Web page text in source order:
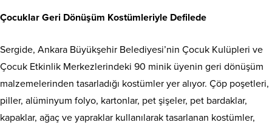
Çocuklar Geri Dönüşüm Kostümleriyle Defilede
Sergide, Ankara Büyükşehir Belediyesi’nin Çocuk Kulüpleri ve
Çocuk Etkinlik Merkezlerindeki 90 minik üyenin geri dönüşüm
malzemelerinden tasarladığı kostümler yer alıyor. Çöp poşetleri,
piller, alüminyum folyo, kartonlar, pet şişeler, pet bardaklar,
kapaklar, ağaç ve yapraklar kullanılarak tasarlanan kostümler,